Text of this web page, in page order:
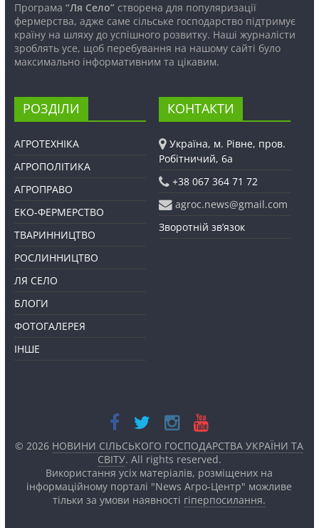
Програма “Ля Село”створена для популяризації
фермерства, адже саме сільське господарство підтримує
країну на шляху до успішного розвитку. Наші журналісти
зроблять усе, щоб перебування на нашому сайті було
максимально інформативним та цікавим.
РОЗДІЛИ
АГРОТЕХНІКА
АГРОПОЛІТИКА
АГРОПРАВО
ЕКО-ФЕРМЕРСТВО
ТВАРИННИЦТВО
РОСЛИННИЦТВО
ЛЯ СЕЛО
БЛОГИ
ФОТОГАЛЕРЕЯ
ІНШЕ
КОНТАКТИ
Україна, м. Рівне, пров.
Робітничий, 6а
+38 067 364 71 72
agroc.news@gmail.com
Зворотній зв’язок
© 2026 НОВИНИ СІЛЬСЬКОГО ГОСПОДАРСТВА УКРАЇНИ ТА
СВІТУ. All rights reserved.
Використання усіх матеріалів, розміщених на
інформаційному порталі "News Агро-Центр" можливе
тільки за умови наявності гіперпосилання.